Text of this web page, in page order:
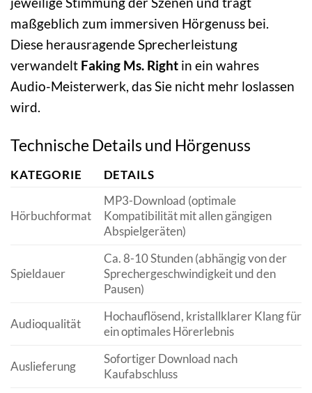
maßgeblich zum immersiven Hörgenuss bei.
Diese herausragende Sprecherleistung
verwandelt Faking Ms. Right in ein wahres
Audio-Meisterwerk, das Sie nicht mehr loslassen
wird.
Technische Details und Hörgenuss
KATEGORIE DETAILS
Hörbuchformat
MP3-Download (optimale
Kompatibilität mit allen gängigen
Abspielgeräten)
Spieldauer
Ca. 8-10 Stunden (abhängig von der
Sprechergeschwindigkeit und den
Pausen)
Audioqualität
Hochauflösend, kristallklarer Klang für
ein optimales Hörerlebnis
Auslieferung
Sofortiger Download nach
Kaufabschluss